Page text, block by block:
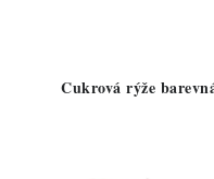
Cukrová rýže